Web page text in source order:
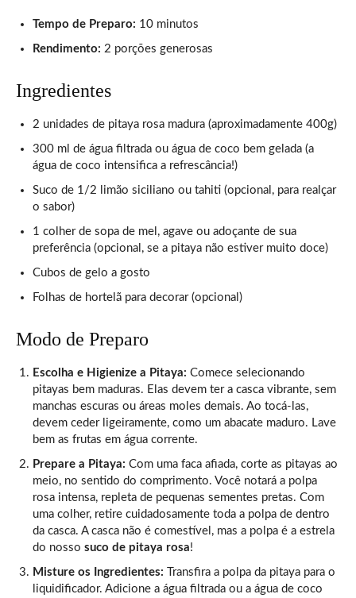
Tempo de Preparo: 10 minutos
Rendimento: 2 porções generosas
Ingredientes
2 unidades de pitaya rosa madura (aproximadamente 400g)
300 ml de água filtrada ou água de coco bem gelada (a
água de coco intensifica a refrescância!)
Suco de 1/2 limão siciliano ou tahiti (opcional, para realçar
o sabor)
1 colher de sopa de mel, agave ou adoçante de sua
preferência (opcional, se a pitaya não estiver muito doce)
Cubos de gelo a gosto
Folhas de hortelã para decorar (opcional)
Modo de Preparo
Escolha e Higienize a Pitaya: Comece selecionando
pitayas bem maduras. Elas devem ter a casca vibrante, sem
manchas escuras ou áreas moles demais. Ao tocá-las,
devem ceder ligeiramente, como um abacate maduro. Lave
bem as frutas em água corrente.
Prepare a Pitaya: Com uma faca afiada, corte as pitayas ao
meio, no sentido do comprimento. Você notará a polpa
rosa intensa, repleta de pequenas sementes pretas. Com
uma colher, retire cuidadosamente toda a polpa de dentro
da casca. A casca não é comestível, mas a polpa é a estrela
do nosso suco de pitaya rosa!
Misture os Ingredientes: Transfira a polpa da pitaya para o
liquidificador. Adicione a água filtrada ou a água de coco